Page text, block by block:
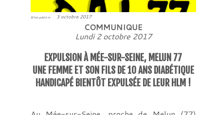
Billet publié le 3 octobre 2017
COMMUNIQUE
Lundi 2 octobre 2017
EXPULSION À MÉE-SUR-SEINE, MELUN 77
UNE FEMME ET SON FILS DE 10 ANS DIABÉTIQUE
HANDICAPÉ BIENTÔT EXPULSÉE DE LEUR HLM !